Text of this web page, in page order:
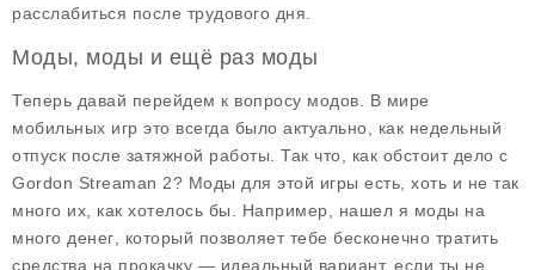
расслабиться после трудового дня.
Моды, моды и ещё раз моды
Теперь давай перейдем к вопросу модов. В мире
мобильных игр это всегда было актуально, как недельный
отпуск после затяжной работы. Так что, как обстоит дело с
Gordon Streaman 2? Моды для этой игры есть, хоть и не так
много их, как хотелось бы. Например, нашел я моды на
много денег , который позволяет тебе бесконечно тратить
средства на прокачку — идеальный вариант, если ты не